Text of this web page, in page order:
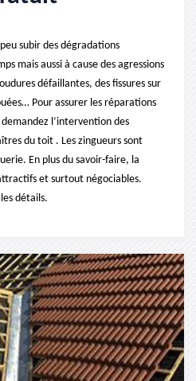
subir des dégradations
mais aussi à cause des agressions
défaillantes, des fissures sur
Pour assurer les réparations
l’intervention des
du toit . Les zingueurs sont
En plus du savoir-faire, la
et surtout négociables.
détails.